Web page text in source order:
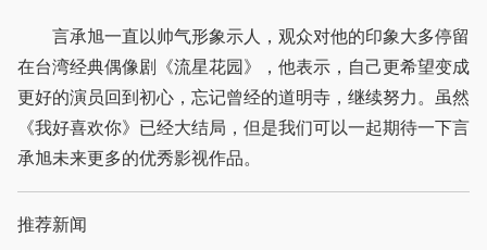
言承旭一直以帅气形象示人，观众对他的印象大多停留
在台湾经典偶像剧《流星花园》，他表示，自己更希望变成
更好的演员回到初心，忘记曾经的道明寺，继续努力。虽然
《我好喜欢你》已经大结局，但是我们可以一起期待一下言
承旭未来更多的优秀影视作品。
推荐新闻